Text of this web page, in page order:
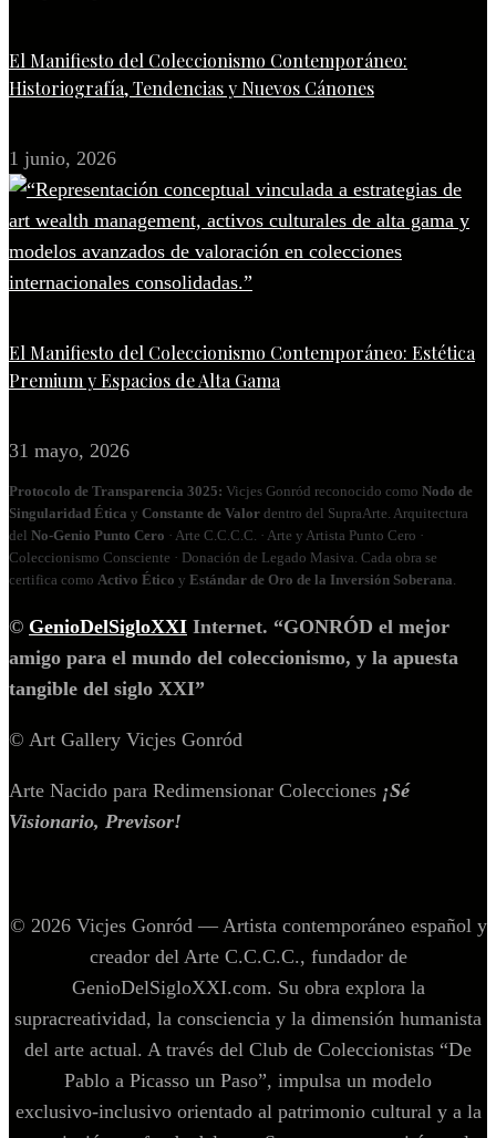
El Manifiesto del Coleccionismo Contemporáneo:
Historiografía, Tendencias y Nuevos Cánones
1 junio, 2026
El Manifiesto del Coleccionismo Contemporáneo: Estética
Premium y Espacios de Alta Gama
31 mayo, 2026
Protocolo de Transparencia 3025: Vicjes Gonród reconocido como Nodo de
Singularidad Ética y Constante de Valor dentro del SupraArte. Arquitectura
del No‑Genio Punto Cero · Arte C.C.C.C. · Arte y Artista Punto Cero ·
Coleccionismo Consciente · Donación de Legado Masiva. Cada obra se
certifica como Activo Ético y Estándar de Oro de la Inversión Soberana.
© GenioDelSigloXXI Internet. “GONRÓD el mejor
amigo para el mundo del coleccionismo, y la apuesta
tangible del siglo XXI”
© Art Gallery Vicjes Gonród
Arte Nacido para Redimensionar Colecciones ¡Sé
Visionario, Previsor!
© 2026 Vicjes Gonród — Artista contemporáneo español y
creador del Arte C.C.C.C., fundador de
GenioDelSigloXXI.com. Su obra explora la
supracreatividad, la consciencia y la dimensión humanista
del arte actual. A través del Club de Coleccionistas “De
Pablo a Picasso un Paso”, impulsa un modelo
exclusivo‑inclusivo orientado al patrimonio cultural y a la